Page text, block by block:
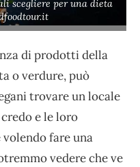
scegliere per una dieta
di prodotti della
o verdure, può
trovare un locale
e le loro
fare una
vedere che ve